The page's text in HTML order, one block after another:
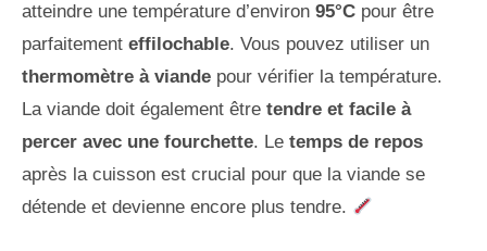
atteindre une température d’environ 95°C pour être
parfaitement effilochable. Vous pouvez utiliser un
thermomètre à viande pour vérifier la température.
La viande doit également être tendre et facile à
percer avec une fourchette. Le temps de repos
après la cuisson est crucial pour que la viande se
détende et devienne encore plus tendre.